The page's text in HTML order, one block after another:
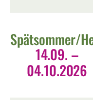
Spätsommer/
14.09. –
04.10.2026